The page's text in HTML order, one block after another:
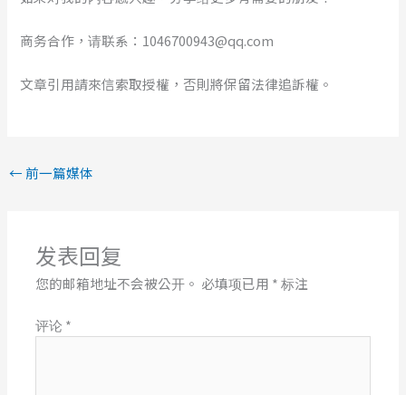
商务合作，请联系：1046700943@qq.com
文章引用請來信索取授權，否則將保留法律追訴權。
← 前一篇媒体
发表回复
您的邮箱地址不会被公开。 必填项已用 *标注
评论 *